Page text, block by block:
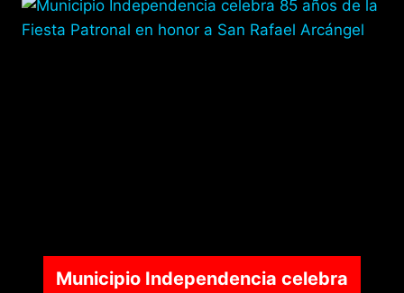
Municipio Independencia celebra